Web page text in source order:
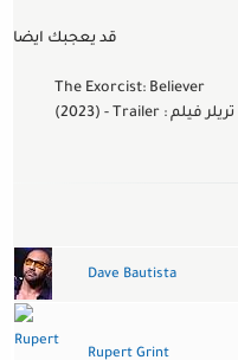
قد يعجبك ايضا
The Exorcist: Believer
(2023) - Trailer : تريلر فيلم
Dave Bautista
Rupert Grint